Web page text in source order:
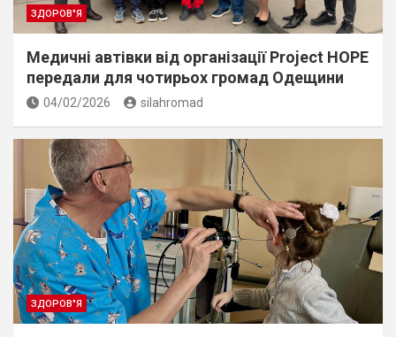
ЗДОРОВ"Я
Медичні автівки від організації Project HOPE
передали для чотирьох громад Одещини
04/02/2026 silahromad
ЗДОРОВ"Я